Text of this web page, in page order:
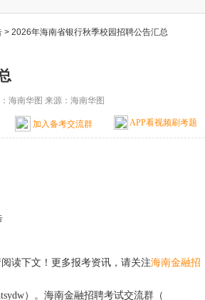
> 2026年海南省银行秋季校园招聘公告汇总
海南华图 来源：海南华图
加入备考交流群 APP看视频刷考题
读下文！更多报考资讯，请关注海南金融招
）。海南金融招聘考试交流群（